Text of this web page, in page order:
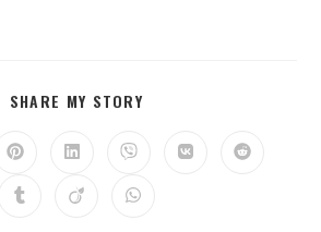
SHARE MY STORY